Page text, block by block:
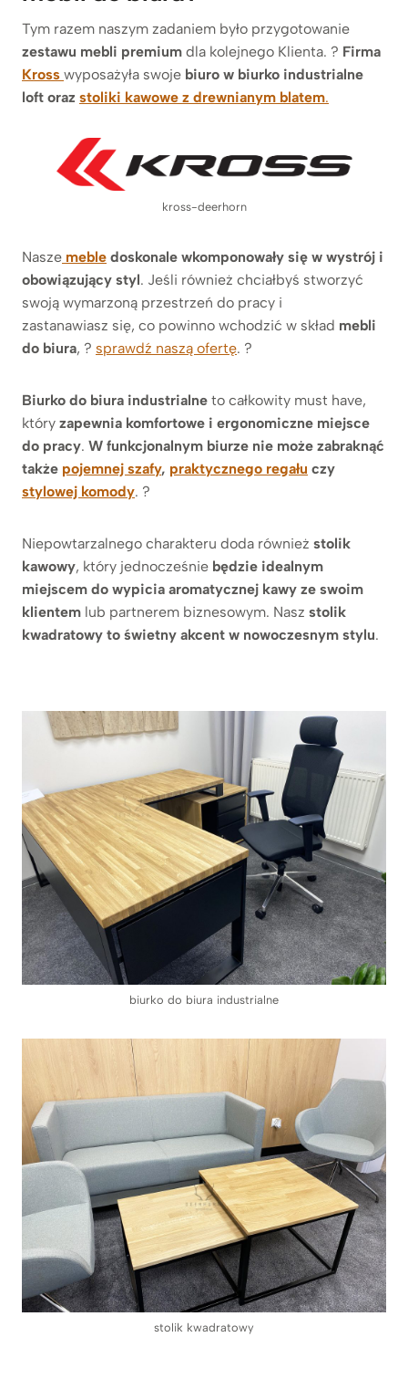
Tym razem naszym zadaniem było przygotowanie
zestawu mebli premium dla kolejnego Klienta. ? Firma
Kross wyposażyła swoje biuro w biurko industrialne
loft oraz stoliki kawowe z drewnianym blatem.
kross-deerhorn
Nasze meble doskonale wkomponowały się w wystrój i
obowiązujący styl. Jeśli również chciałbyś stworzyć
swoją wymarzoną przestrzeń do pracy i
zastanawiasz się, co powinno wchodzić w skład mebli
do biura, ? sprawdź naszą ofertę. ?
Biurko do biura industrialne to całkowity must have,
który zapewnia komfortowe i ergonomiczne miejsce
do pracy. W funkcjonalnym biurze nie może zabraknąć
także pojemnej szafy, praktycznego regału czy
stylowej komody. ?
Niepowtarzalnego charakteru doda również stolik
kawowy, który jednocześnie będzie idealnym
miejscem do wypicia aromatycznej kawy ze swoim
klientem lub partnerem biznesowym. Nasz stolik
kwadratowy to świetny akcent w nowoczesnym stylu.
biurko do biura industrialne
stolik kwadratowy